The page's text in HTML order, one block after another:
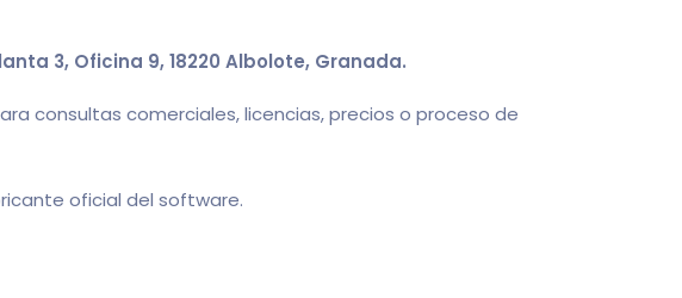
3, Oficina 9, 18220 Albolote, Granada.
consultas comerciales, licencias, precios o proceso de
oficial del software.